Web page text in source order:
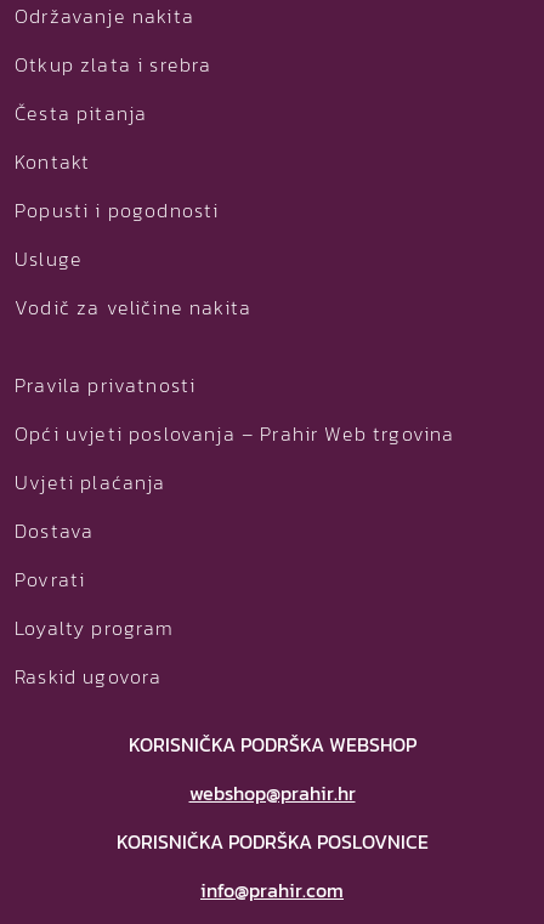
Održavanje nakita
Otkup zlata i srebra
Česta pitanja
Kontakt
Popusti i pogodnosti
Usluge
Vodič za veličine nakita
Pravila privatnosti
Opći uvjeti poslovanja – Prahir Web trgovina
Uvjeti plaćanja
Dostava
Povrati
Loyalty program
Raskid ugovora
KORISNIČKA PODRŠKA WEBSHOP
webshop@prahir.hr
KORISNIČKA PODRŠKA POSLOVNICE
info@prahir.com